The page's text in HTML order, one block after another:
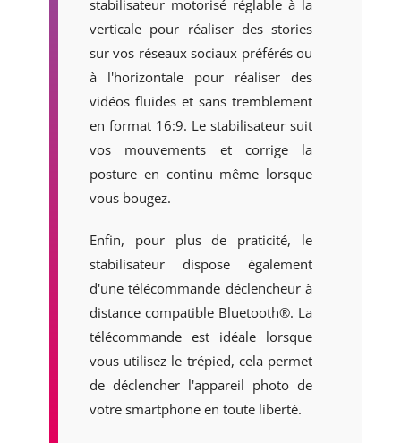
stabilisateur motorisé réglable à la
verticale pour réaliser des stories
sur vos réseaux sociaux préférés ou
à l'horizontale pour réaliser des
vidéos fluides et sans tremblement
en format 16:9. Le stabilisateur suit
vos mouvements et corrige la
posture en continu même lorsque
vous bougez.
Enfin, pour plus de praticité, le
stabilisateur dispose également
d'une télécommande déclencheur à
distance compatible Bluetooth®. La
télécommande est idéale lorsque
vous utilisez le trépied, cela permet
de déclencher l'appareil photo de
votre smartphone en toute liberté.